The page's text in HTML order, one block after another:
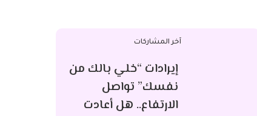
آخر المشاركات
إيرادات “خلي بالك من
نفسك” تواصل
الارتفاع.. هل أعادت